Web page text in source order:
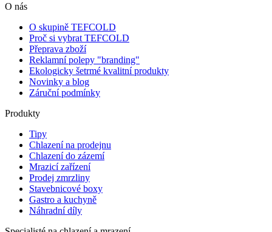
O nás
O skupině TEFCOLD
Proč si vybrat TEFCOLD
Přeprava zboží
Reklamní polepy "branding"
Ekologicky šetrmé kvalitní produkty
Novinky a blog
Záruční podmínky
Produkty
Tipy
Chlazení na prodejnu
Chlazení do zázemí
Mrazicí zařízení
Prodej zmrzliny
Stavebnicové boxy
Gastro a kuchyně
Náhradní díly